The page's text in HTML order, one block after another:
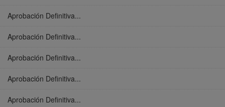
Aprobación Definitiva...
Aprobación Definitiva...
Aprobación Definitiva...
Aprobación Definitiva...
Aprobación Definitiva...